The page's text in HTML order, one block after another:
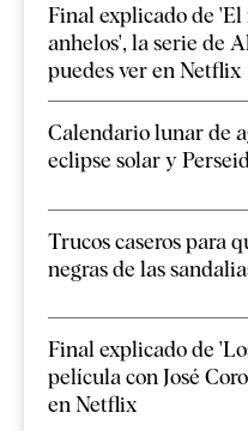
Final explicado de 'El
anhelos', la serie de
puedes ver en Netflix
Calendario lunar de
eclipse solar y
Trucos caseros para
negras de las
Final explicado de
película con José
en Netflix